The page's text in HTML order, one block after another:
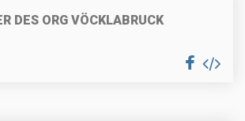
DES ORG VÖCKLABRUCK